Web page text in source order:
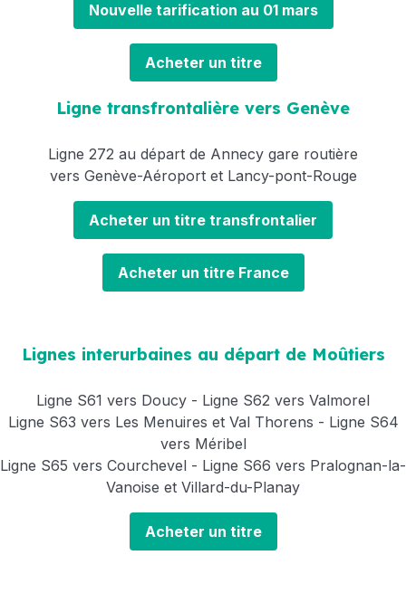
Nouvelle tarification au 01 mars
Acheter un titre
Ligne transfrontalière vers Genève
Ligne 272 au départ de Annecy gare routière
vers Genève-Aéroport et Lancy-pont-Rouge
Acheter un titre transfrontalier
Acheter un titre France
Lignes interurbaines au départ de Moûtiers
Ligne S61 vers Doucy - Ligne S62 vers Valmorel
Ligne S63 vers Les Menuires et Val Thorens - Ligne S64
vers Méribel
Ligne S65 vers Courchevel - Ligne S66 vers Pralognan-la-
Vanoise et Villard-du-Planay
Acheter un titre